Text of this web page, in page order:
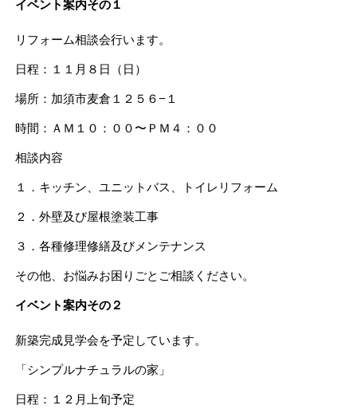
イベント案内その１
リフォーム相談会行います。
日程：１１月８日（日）
場所：加須市麦倉１２５６−１
時間：ＡＭ１０：００〜ＰＭ４：００
相談内容
１．キッチン、ユニットバス、トイレリフォーム
２．外壁及び屋根塗装工事
３．各種修理修繕及びメンテナンス
その他、お悩みお困りごとご相談ください。
イベント案内その２
新築完成見学会を予定しています。
「シンプルナチュラルの家」
日程：１２月上旬予定